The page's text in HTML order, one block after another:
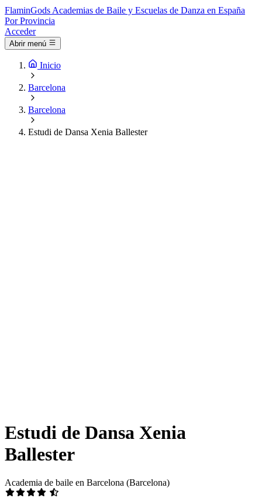
FlaminGods Academias de Baile y Escuelas de Danza en España
Por Provincia
Acceder
Abrir menú
Inicio
Barcelona
Barcelona
Estudi de Dansa Xenia Ballester
Estudi de Dansa Xenia
Ballester
Academia de baile en Barcelona (Barcelona)